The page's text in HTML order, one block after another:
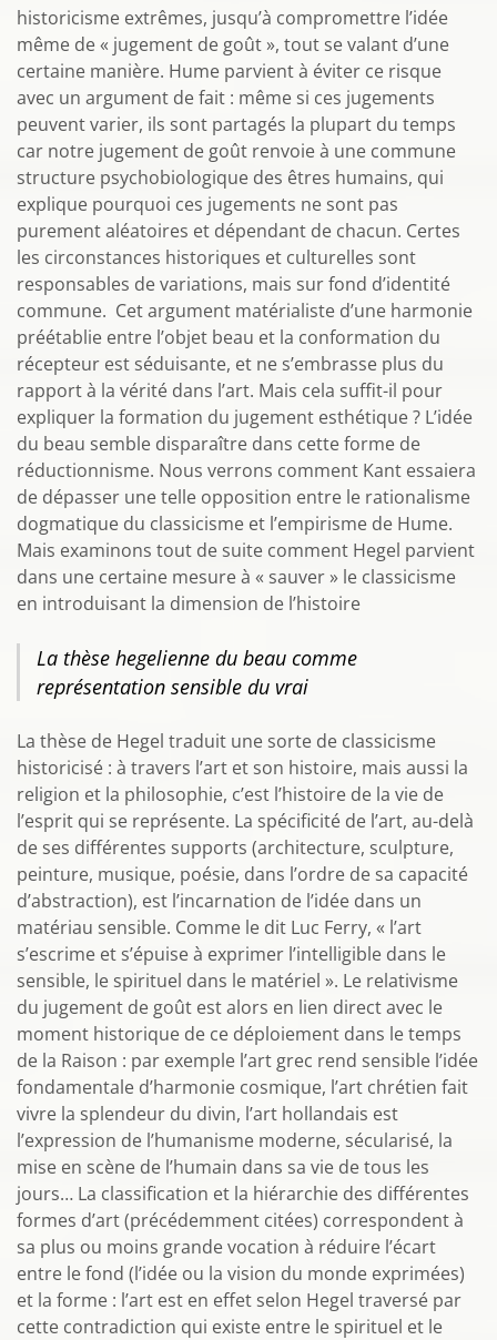
historicisme extrêmes, jusqu’à compromettre l’idée
même de « jugement de goût », tout se valant d’une
certaine manière. Hume parvient à éviter ce risque
avec un argument de fait : même si ces jugements
peuvent varier, ils sont partagés la plupart du temps
car notre jugement de goût renvoie à une commune
structure psychobiologique des êtres humains, qui
explique pourquoi ces jugements ne sont pas
purement aléatoires et dépendant de chacun. Certes
les circonstances historiques et culturelles sont
responsables de variations, mais sur fond d’identité
commune. Cet argument matérialiste d’une harmonie
préétablie entre l’objet beau et la conformation du
récepteur est séduisante, et ne s’embrasse plus du
rapport à la vérité dans l’art. Mais cela suffit-il pour
expliquer la formation du jugement esthétique ? L’idée
du beau semble disparaître dans cette forme de
réductionnisme. Nous verrons comment Kant essaiera
de dépasser une telle opposition entre le rationalisme
dogmatique du classicisme et l’empirisme de Hume.
Mais examinons tout de suite comment Hegel parvient
dans une certaine mesure à « sauver » le classicisme
en introduisant la dimension de l’histoire
La thèse hegelienne du beau comme
représentation sensible du vrai
La thèse de Hegel traduit une sorte de classicisme
historicisé : à travers l’art et son histoire, mais aussi la
religion et la philosophie, c’est l’histoire de la vie de
l’esprit qui se représente. La spécificité de l’art, au-delà
de ses différentes supports (architecture, sculpture,
peinture, musique, poésie, dans l’ordre de sa capacité
d’abstraction), est l’incarnation de l’idée dans un
matériau sensible. Comme le dit Luc Ferry, « l’art
s’escrime et s’épuise à exprimer l’intelligible dans le
sensible, le spirituel dans le matériel ». Le relativisme
du jugement de goût est alors en lien direct avec le
moment historique de ce déploiement dans le temps
de la Raison : par exemple l’art grec rend sensible l’idée
fondamentale d’harmonie cosmique, l’art chrétien fait
vivre la splendeur du divin, l’art hollandais est
l’expression de l’humanisme moderne, sécularisé, la
mise en scène de l’humain dans sa vie de tous les
jours… La classification et la hiérarchie des différentes
formes d’art (précédemment citées) correspondent à
sa plus ou moins grande vocation à réduire l’écart
entre le fond (l’idée ou la vision du monde exprimées)
et la forme : l’art est en effet selon Hegel traversé par
cette contradiction qui existe entre le spirituel et le